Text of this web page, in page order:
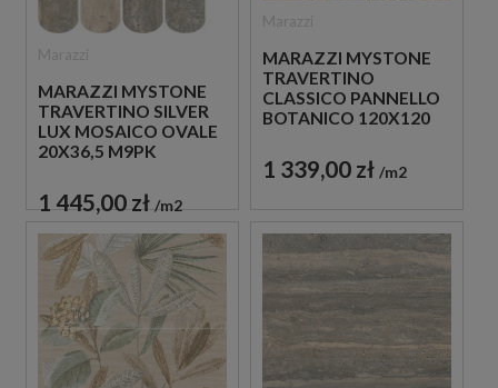
MARAZZI MYSTONE
TRAVERTINO SILVER
LUX MOSAICO OVALE
20X36,5 M9PK
TRAWERTYNOWA
1 445,00 zł m2
MARAZZI MYSTONE
TRAVERTINO
CLASSICO PANNELLO
BOTANICO 120X120
PATCHWORK
TRAWERTYNOWE
1 339,00 zł m2